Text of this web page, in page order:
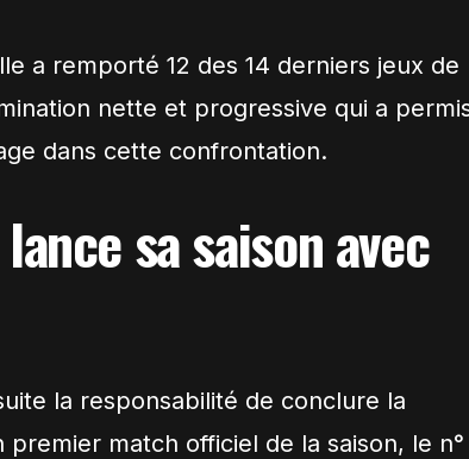
a remporté 12 des 14 derniers jeux de
nette et progressive qui a
dans cette confrontation.
sa saison avec
la responsabilité de conclure la
match officiel de la saison, le n°